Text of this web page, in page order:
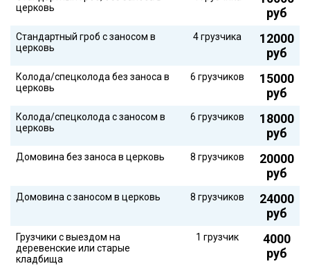
церковь
руб
Стандартный гроб с заносом в
церковь
4 грузчика
12000
руб
Колода/спецколода без заноса в
церковь
6 грузчиков
15000
руб
Колода/спецколода с заносом в
церковь
6 грузчиков
18000
руб
Домовина без заноса в церковь 8 грузчиков
20000
руб
Домовина с заносом в церковь 8 грузчиков
24000
руб
Грузчики с выездом на
деревенские или старые
кладбища
1 грузчик
4000
руб